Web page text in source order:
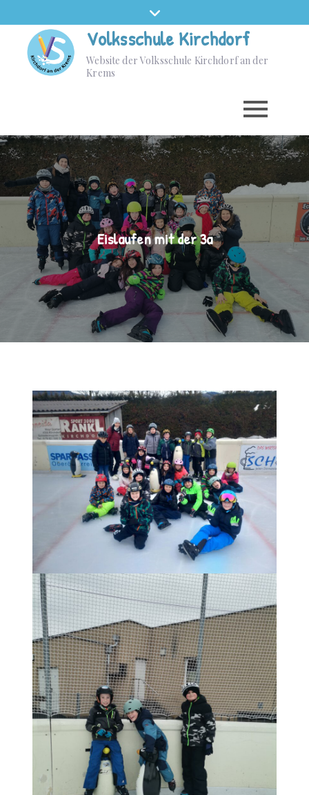
Volksschule Kirchdorf
Website der Volksschule Kirchdorf an der
Krems
Eislaufen mit der 3a